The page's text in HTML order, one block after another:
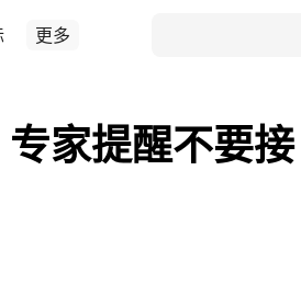
更多
家提醒不要接